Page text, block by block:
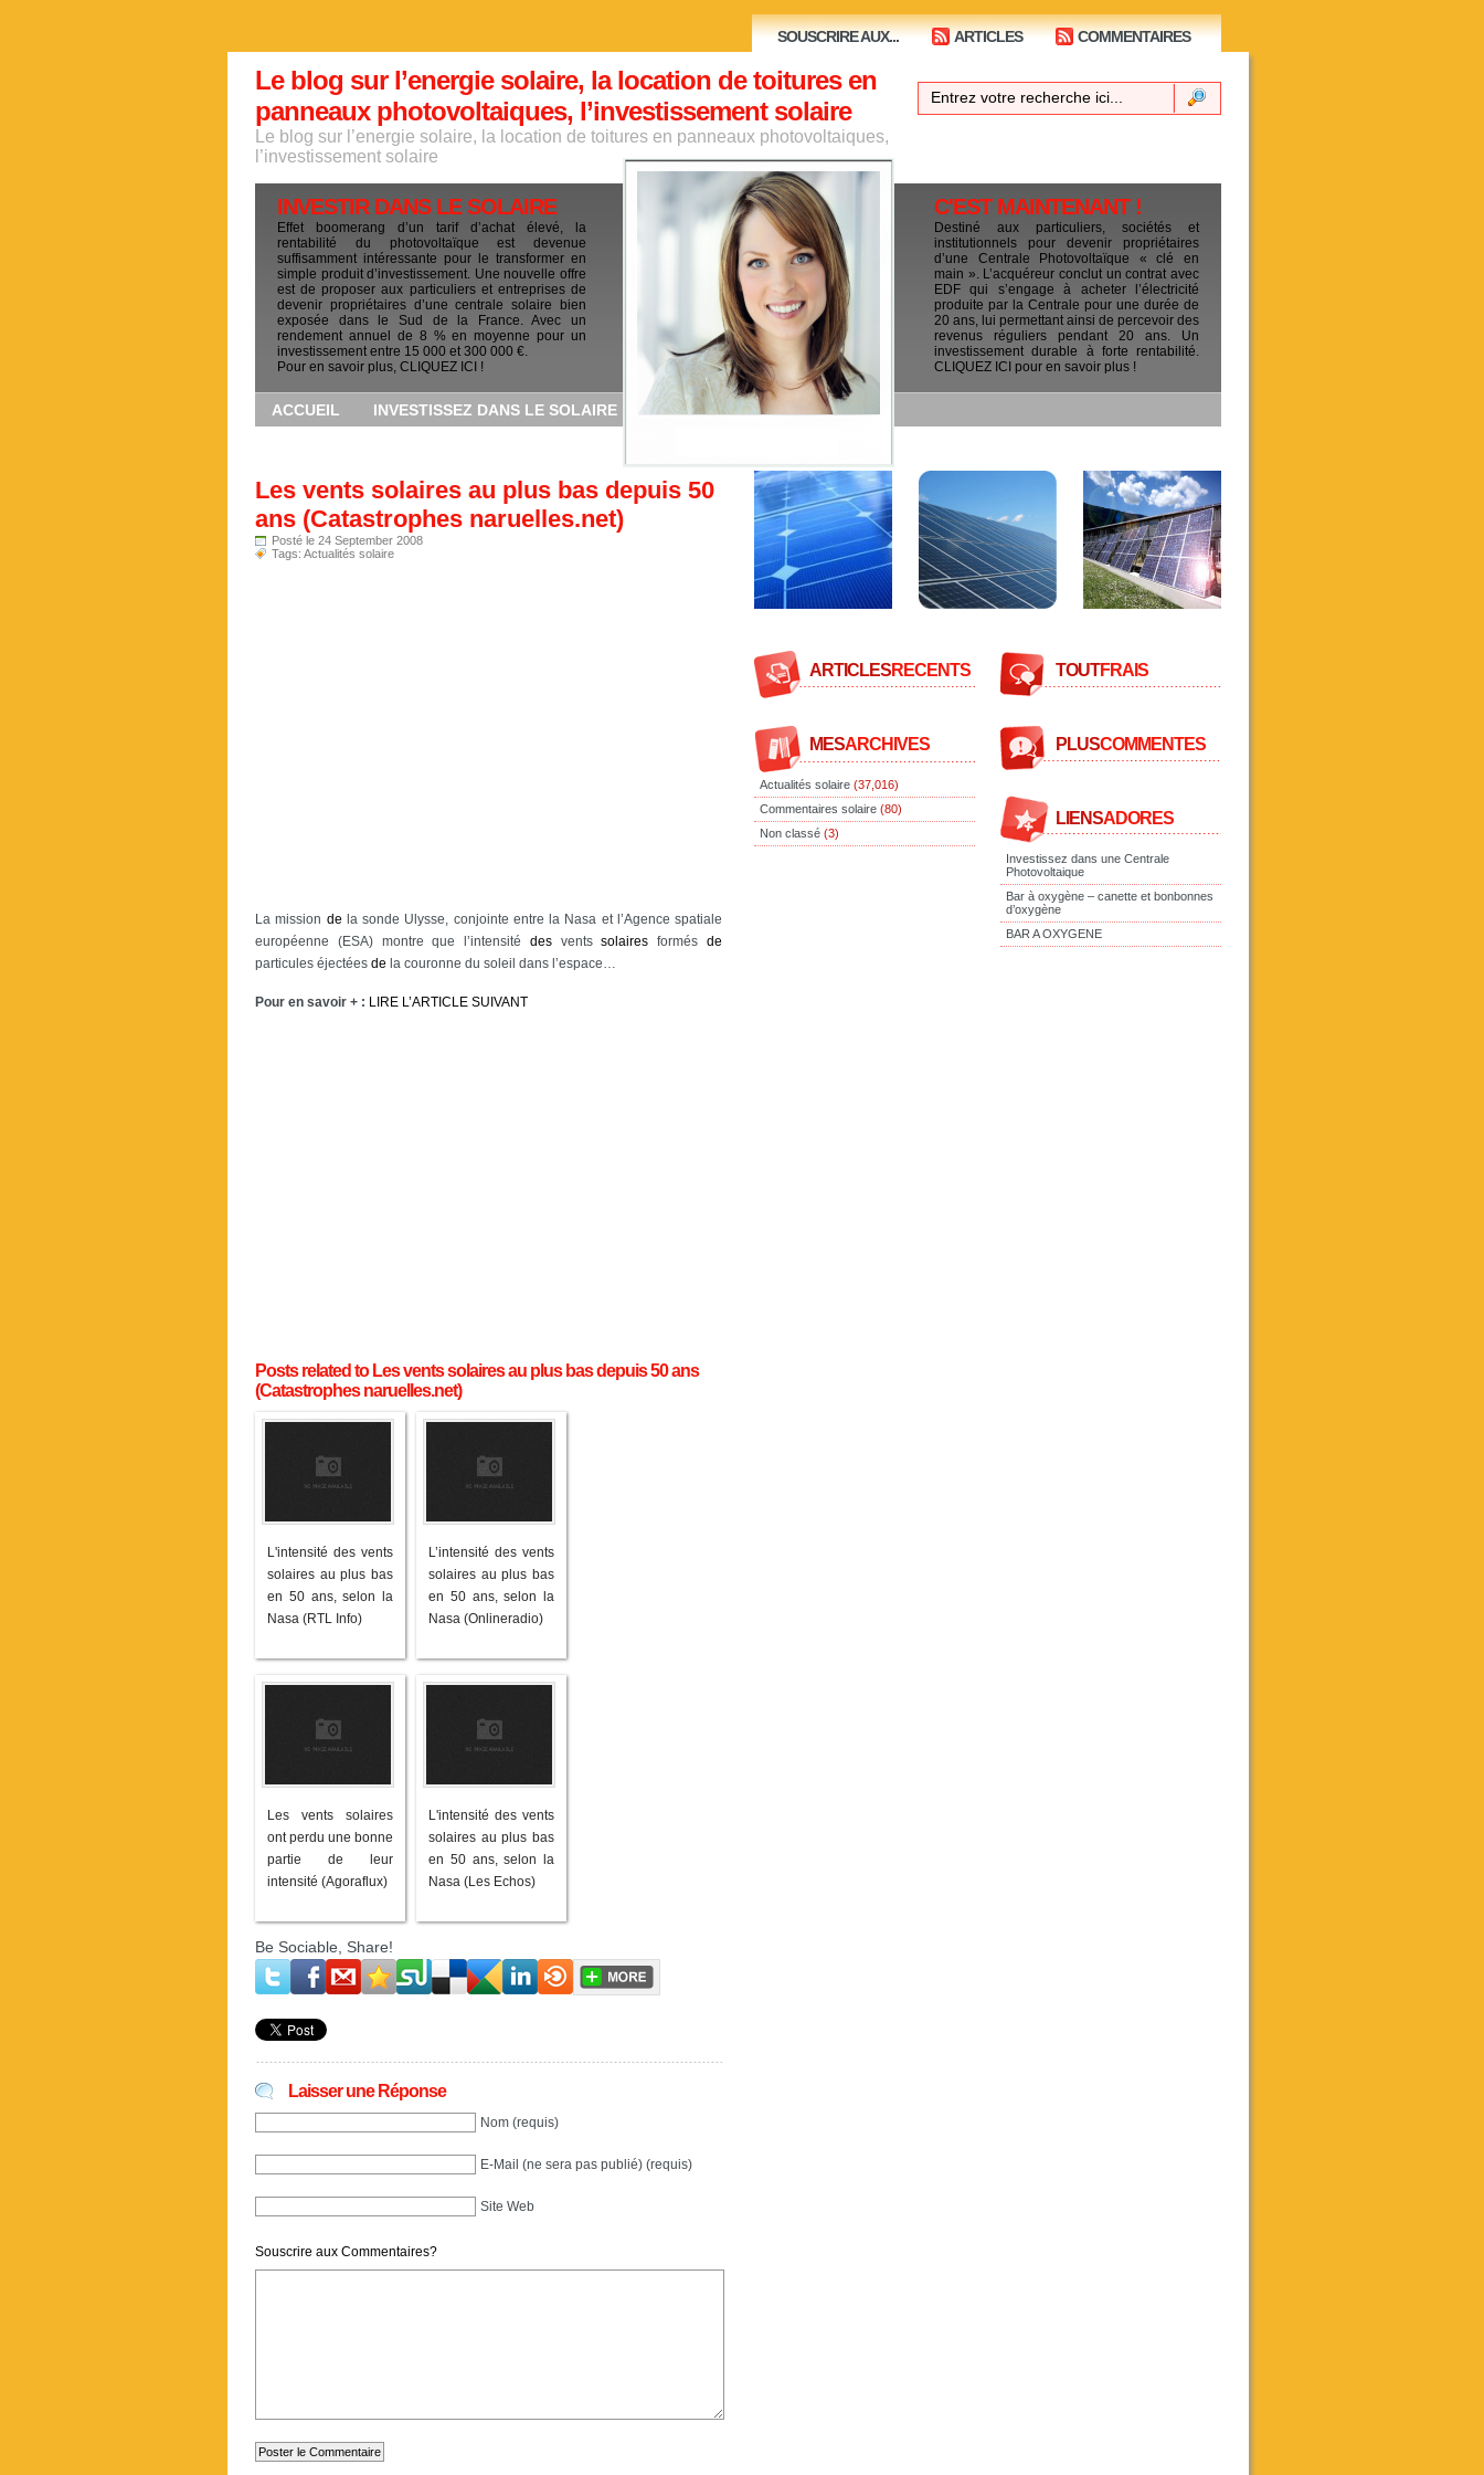
SOUSCRIRE AUX... ARTICLES COMMENTAIRES
Le blog sur l’energie solaire, la location de toitures en
panneaux photovoltaiques, l’investissement solaire
Le blog sur l’energie solaire, la location de toitures en panneaux photovoltaiques,
l’investissement solaire
INVESTIR DANS LE SOLAIRE
Effet boomerang d’un tarif d’achat élevé, la
rentabilité du photovoltaïque est devenue
suffisamment intéressante pour le transformer en
simple produit d’investissement. Une nouvelle offre
est de proposer aux particuliers et entreprises de
devenir propriétaires d’une centrale solaire bien
exposée dans le Sud de la France. Avec un
rendement annuel de 8 % en moyenne pour un
investissement entre 15 000 et 300 000 €.
Pour en savoir plus, CLIQUEZ ICI !
ACCUEIL INVESTISSEZ DANS LE SOLAIRE
C'EST MAINTENANT !
Destiné aux particuliers, sociétés et
institutionnels pour devenir propriétaires
d’une Centrale Photovoltaïque « clé en
main ». L’acquéreur conclut un contrat avec
EDF qui s’engage à acheter l’électricité
produite par la Centrale pour une durée de
20 ans, lui permettant ainsi de percevoir des
revenus réguliers pendant 20 ans. Un
investissement durable à forte rentabilité.
CLIQUEZ ICI pour en savoir plus !
Les vents solaires au plus bas depuis 50
ans (Catastrophes naruelles.net)
Posté le 24 September 2008
Tags: Actualités solaire
La mission de la sonde Ulysse, conjointe entre la Nasa et l’Agence spatiale
européenne (ESA) montre que l’intensité desventssolaires formésde
particules éjectées de la couronne du soleil dans l’espace…
Pour en savoir + : LIRE L’ARTICLE SUIVANT
Posts related to Les vents solaires au plus bas depuis 50 ans
(Catastrophes naruelles.net)
L'intensité des vents
solaires au plus bas
en 50 ans, selon la
Nasa (RTL Info)
L’intensité des vents
solaires au plus bas
en 50 ans, selon la
Nasa (Onlineradio)
Les vents solaires
ont perdu une bonne
partie de leur
intensité (Agoraflux)
L'intensité des vents
solaires au plus bas
en 50 ans, selon la
Nasa (Les Echos)
Be Sociable, Share!
Laisser une Réponse
Nom (requis)
E-Mail (ne sera pas publié) (requis)
Site Web
Souscrire aux Commentaires?
ARTICLESRECENTS
MESARCHIVES
Actualités solaire (37,016)
Commentaires solaire (80)
Non classé (3)
TOUTFRAIS
PLUSCOMMENTES
LIENSADORES
Investissez dans une Centrale
Photovoltaique
Bar à oxygène – canette et bonbonnes
d’oxygène
BAR A OXYGENE